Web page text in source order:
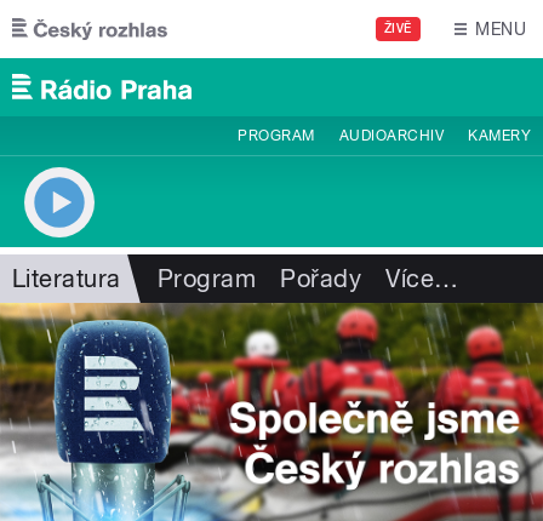
Přejít k hlavnímu obsahu
ŽIVĚ MENU
PROGRAM AUDIOARCHIV KAMERY
Literatura Program Pořady Více…